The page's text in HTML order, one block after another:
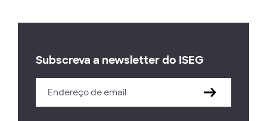
Subscreva a newsletter do ISEG